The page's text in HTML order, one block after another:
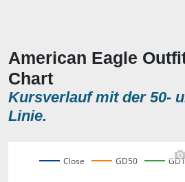
American Eagle
Chart
Kursverlauf mit der 50-
Linie.
Close GD50